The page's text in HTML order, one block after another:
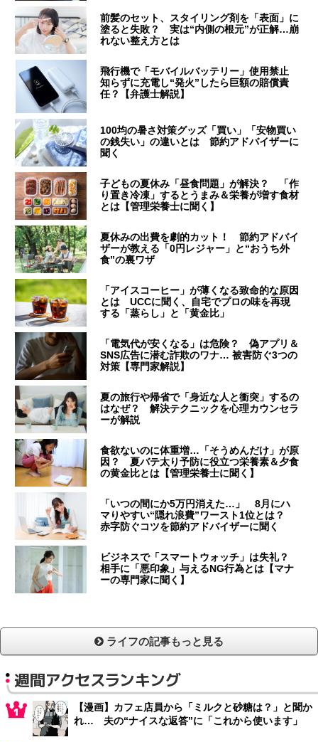
前髪のセット、スタイリング剤を「表面」に
塗ると失敗？ 実は“内側の根元”が正解…崩
れない整え方とは
飛行機で「モバイルバッテリー」使用禁止
知らずに充電し“発火”したら巨額の賠償責
任？【弁護士解説】
100均の暑さ対策グッズ「買い」「安物買い
の銭失い」の違いとは 節約アドバイザーに
聞く
子どもの夏休み「昼食問題」が解決？ 「作
り置き冷凍」するとうまみ＆栄養が増す食材
とは【管理栄養士に聞く】
夏休みの出費を劇的カット！ 節約アドバイ
ザーが教える「0円レジャー」と“おうち外
食”の裏ワザ
「アイスコーヒー」が薄くなる致命的な原因
とは UCCに聞く、自宅でプロの味を再現
する「蒸らし」と「黄金比」
「電気代が安くなる」は危険？ 偽アプリ＆
SNS広告に潜む詐欺のワナ… 被害防ぐ3つの
対策【専門家解説】
夏の旅行や帰省で「身近な人と衝突」するの
はなぜ？ 解決テクニックを心理カウンセラ
ーが解説
食欲ないのに体重増…「そうめんだけ」が原
因？ 夏バテ太り予防に役立つ栄養素＆夕食
の黄金比とは【管理栄養士に聞く】
「いつの間にか5万円消えた…」 8月にハ
マりやすい“隠れ浪費”ワースト1位とは？
赤字防ぐコツを節約アドバイザーに聞く
ビジネスで「スマートウォッチ」は失礼？
相手に「悪印象」与えるNG行為とは【マナ
ーの専門家に聞く】
ライフの記事もっと見る
週間アクセスランキング
【漫画】カフェ店員から「ミルクと砂糖は？」と聞か
れ… 夫の“ナイスな返答”に「これから使います」